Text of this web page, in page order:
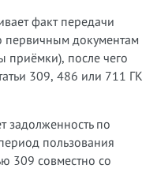
факт передачи
первичным документам
приёмки), после чего
309, 486 или 711 ГК
задолженность по
пользования
309 совместно со